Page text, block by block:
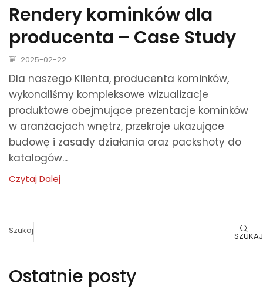
Rendery kominków dla
producenta – Case Study
2025-02-22
Dla naszego Klienta, producenta kominków,
wykonaliśmy kompleksowe wizualizacje
produktowe obejmujące prezentacje kominków
w aranżacjach wnętrz, przekroje ukazujące
budowę i zasady działania oraz packshoty do
katalogów...
Czytaj Dalej
Szukaj SZUKAJ
Ostatnie posty